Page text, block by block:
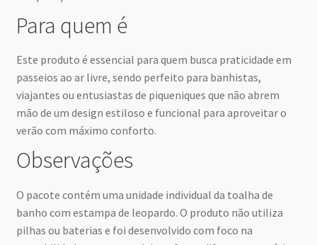
Para quem é
Este produto é essencial para quem busca praticidade em
passeios ao ar livre, sendo perfeito para banhistas,
viajantes ou entusiastas de piqueniques que não abrem
mão de um design estiloso e funcional para aproveitar o
verão com máximo conforto.
Observações
O pacote contém uma unidade individual da toalha de
banho com estampa de leopardo. O produto não utiliza
pilhas ou baterias e foi desenvolvido com foco na